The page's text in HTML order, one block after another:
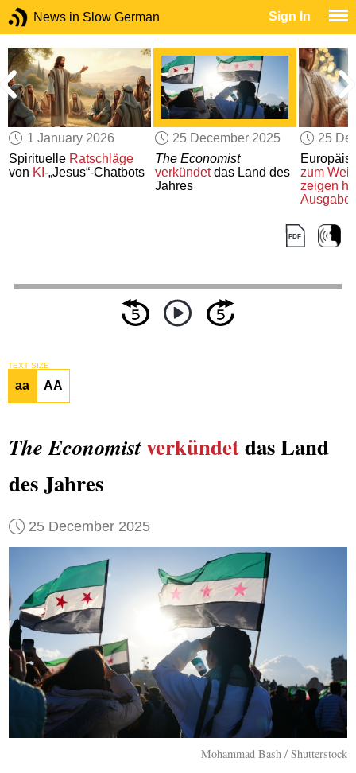
News in Slow German Sign In
1 January 2026
Spirituelle Ratschläge
von KI-„Jesus“-Chatbots
25 December 2025
The Economist
verkündetdas Land des
Jahres
25
zum
zeigen
TEXT SIZE
aa AA
The Economistverkündetdas Land
des Jahres
25 December 2025
Mohammad Bash / Shutterstock